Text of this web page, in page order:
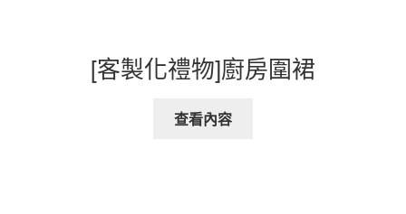
[客製化禮物]廚房圍裙
查看內容